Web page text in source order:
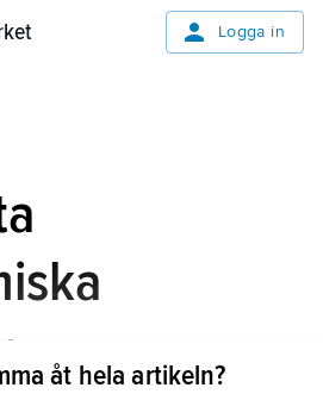
Logga in
åt hela artikeln?